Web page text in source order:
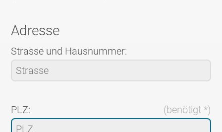
Adresse
Strasse und Hausnummer:
PLZ: (benötigt *)